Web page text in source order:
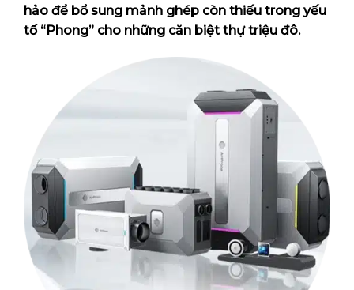
hảo để bổ sung mảnh ghép còn thiếu trong yếu
tố “Phong” cho những căn biệt thự triệu đô.